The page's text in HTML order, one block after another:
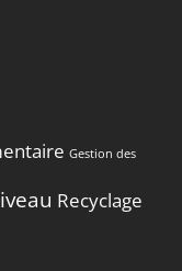
Gestion des
Recyclage